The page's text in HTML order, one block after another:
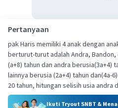
Pertanyaan
pak Haris memiliki 4 anak dengan
berturut-turut adalah Andra,
(a+8) tahun dan andra berusia(3a+4)
lainnya berusia (2a+4) tahun dan(4a-
20 tahun, hitungan selisih usia andra
Ikuti Tryout SNBT &